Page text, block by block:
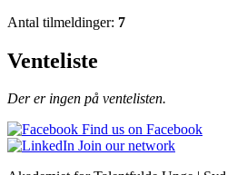
Antal tilmeldinger: 7
Venteliste
Der er ingen på ventelisten.
Find us on Facebook
Join our network